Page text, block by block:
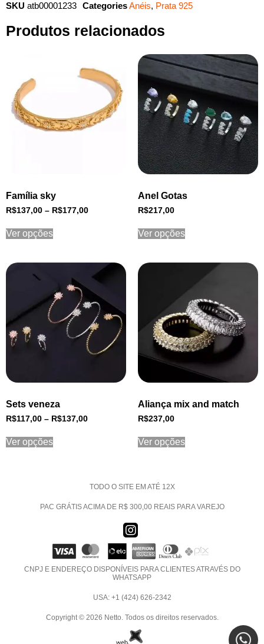
SKU atb00001233 CategoriesAnéis, Prata 925
Produtos relacionados
Família sky
R$137,00 – R$177,00
Ver opções
Anel Gotas
R$217,00
Ver opções
Sets veneza
R$117,00 – R$137,00
Ver opções
Aliança mix and match
R$237,00
Ver opções
TODO O SITE EM ATÉ 12X
PAC GRÁTIS ACIMA DE R$ 300,00 REAIS PARA VAREJO
CNPJ E ENDEREÇO DISPONÍVEIS PARA CLIENTES ATRAVÉS DO
WHATSAPP
USA: +1 (424) 626-2342
Copyright © 2026 Netto. Todos os direitos reservados.